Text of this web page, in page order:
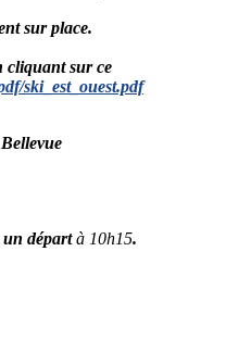
sur place.
cliquant sur ce
ski_est_ouest.pdf
départà 10h15.